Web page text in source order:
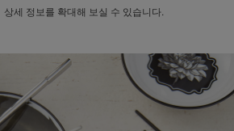
상세 정보를 확대해 보실 수 있습니다.